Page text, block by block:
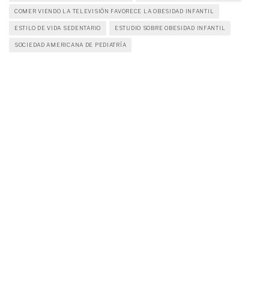
COMER VIENDO LA TELEVISIÓN FAVORECE LA OBESIDAD INFANTIL
ESTILO DE VIDA SEDENTARIO ESTUDIO SOBRE OBESIDAD INFANTIL
SOCIEDAD AMERICANA DE PEDIATRÍA